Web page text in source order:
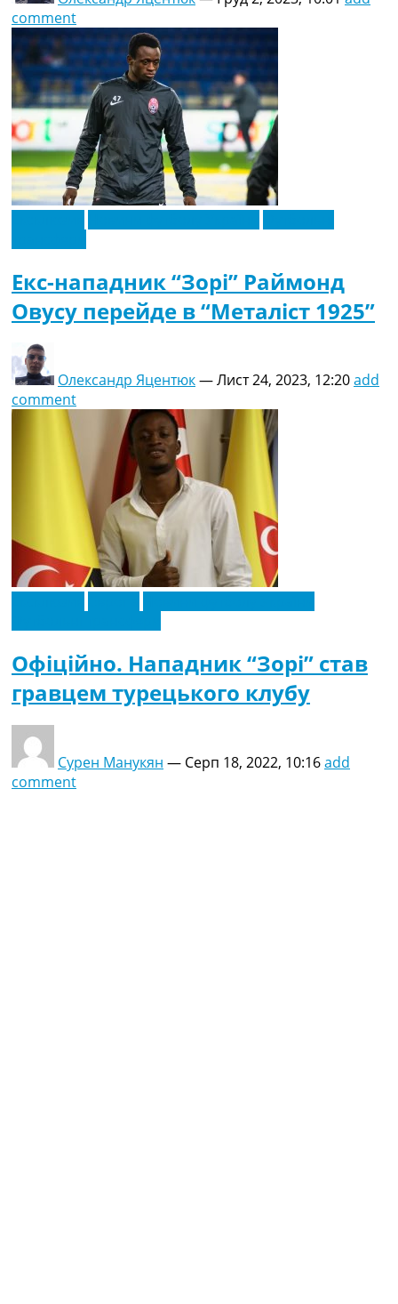
comment
Екс-нападник “Зорі” Раймонд
Овусу перейде в “Металіст 1925”
Олександр Яцентюк—Лист 24, 2023, 12:20add
comment
Офіційно. Нападник “Зорі” став
гравцем турецького клубу
Сурен Манукян — Серп 18, 2022, 10:16add
comment